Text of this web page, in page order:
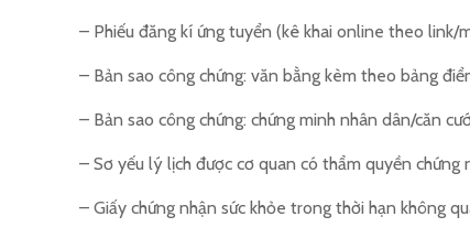
– Phiếu đăng kí ứng tuyển (kê khai online theo link/
– Bản sao công chứng: văn bằng kèm theo bảng
– Bản sao công chứng: chứng minh nhân dân/căn
– Sơ yếu lý lịch được cơ quan có thẩm quyền
– Giấy chứng nhận sức khỏe trong thời hạn không